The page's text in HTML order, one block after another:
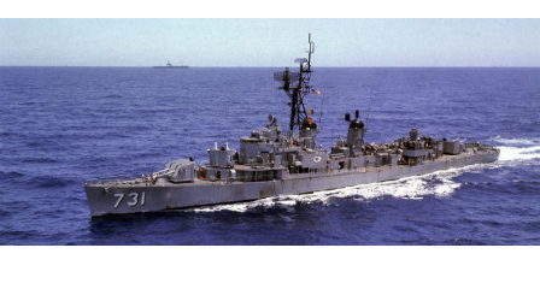
PODCAST
NEWSLETTER